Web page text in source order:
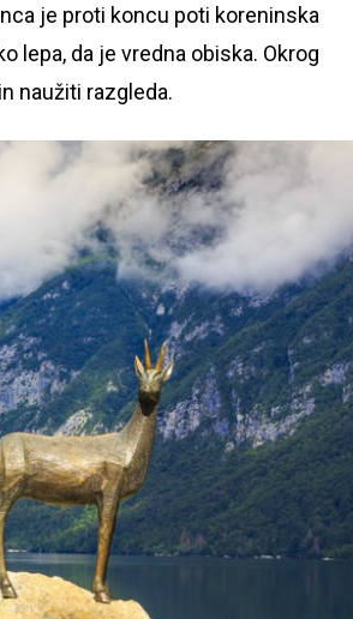
je proti koncu poti koreninska
lepa, da je vredna obiska. Okrog
naužiti razgleda.